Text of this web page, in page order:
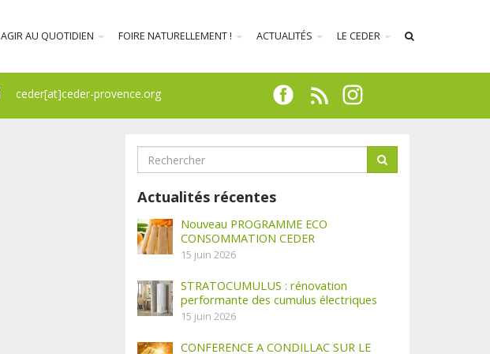
AGIR AU QUOTIDIEN FOIRE NATURELLEMENT ! ACTUALITÉS LE CEDER
ceder[at]ceder-provence.org
Actualités récentes
Nouveau PROGRAMME ECO
CONSOMMATION CEDER
15 juin 2026
STRATOCUMULUS : rénovation
performante des cumulus électriques
15 juin 2026
CONFERENCE A CONDILLAC SUR LE